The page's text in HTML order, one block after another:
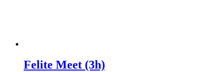
Felite Meet (3h)